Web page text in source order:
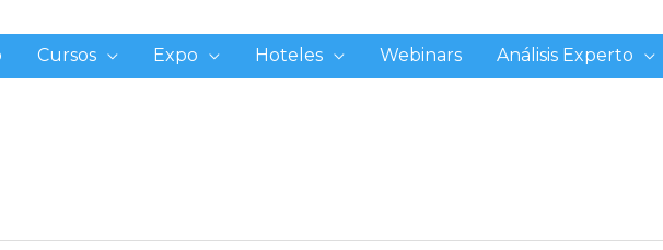
Cursos Expo Hoteles Webinars Análisis Experto